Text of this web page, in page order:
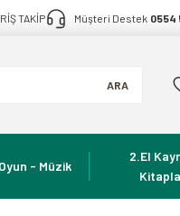
TAKİP Müşteri Destek 0554
ARA
- Müzik
2.El